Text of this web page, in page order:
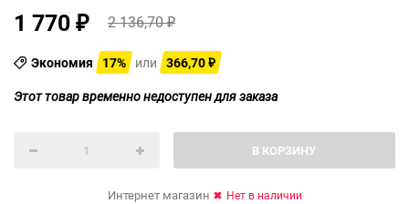
1 770 ₽ 2 136,70₽
Экономия 17% или 366,70 ₽
Этот товар временно недоступен для заказа
В КОРЗИНУ
Интернет магазин Нет в наличии